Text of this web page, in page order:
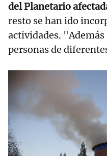
del Planetario
resto se han ido
actividades. "Además
personas de